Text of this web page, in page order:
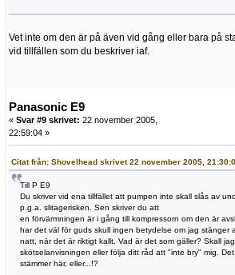
Vet inte om den är på även vid gång eller bara på
vid tillfällen som du beskriver iaf.
Panasonic E9
« Svar #9 skrivet: 22 november 2005,
22:59:04 »
Citat från: Shovelhead skrivet 22 november 2005,
Till P E9
Du skriver vid ena tillfället att pumpen inte skall slås av
p.g.a. slitagerisken. Sen skriver du att
en förvärmningen är i gång till kompressorn om den är
har det väl för guds skull ingen betydelse om jag stänger
natt, när det är riktigt kallt. Vad är det som gäller? Skall
skötselanvisningen eller följa ditt råd att "inte bry" mig.
stämmer här, eller...!?